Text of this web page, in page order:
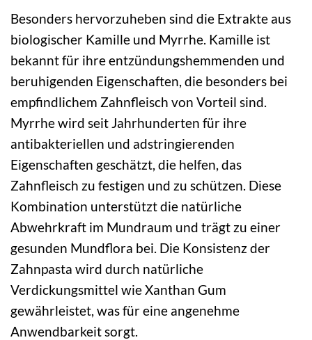
Besonders hervorzuheben sind die Extrakte aus
biologischer Kamille und Myrrhe. Kamille ist
bekannt für ihre entzündungshemmenden und
beruhigenden Eigenschaften, die besonders bei
empfindlichem Zahnfleisch von Vorteil sind.
Myrrhe wird seit Jahrhunderten für ihre
antibakteriellen und adstringierenden
Eigenschaften geschätzt, die helfen, das
Zahnfleisch zu festigen und zu schützen. Diese
Kombination unterstützt die natürliche
Abwehrkraft im Mundraum und trägt zu einer
gesunden Mundflora bei. Die Konsistenz der
Zahnpasta wird durch natürliche
Verdickungsmittel wie Xanthan Gum
gewährleistet, was für eine angenehme
Anwendbarkeit sorgt.